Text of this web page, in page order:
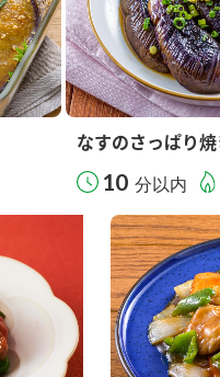
なすのさっぱり
10 分以内